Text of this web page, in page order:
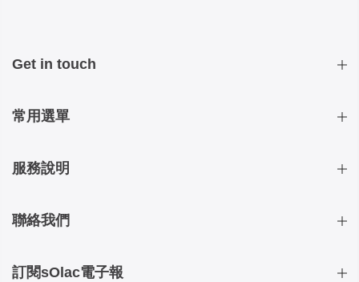
Get in touch
常用選單
服務說明
聯絡我們
訂閱sOlac電子報